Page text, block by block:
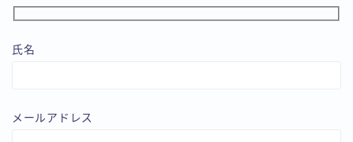
氏名
メールアドレス